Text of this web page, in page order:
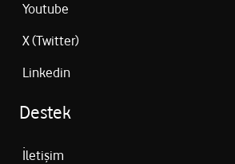
Youtube
X (Twitter)
Linkedin
Destek
İletişim